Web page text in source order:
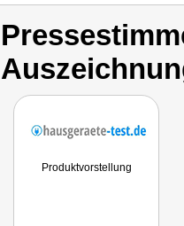
Produktvorstellung